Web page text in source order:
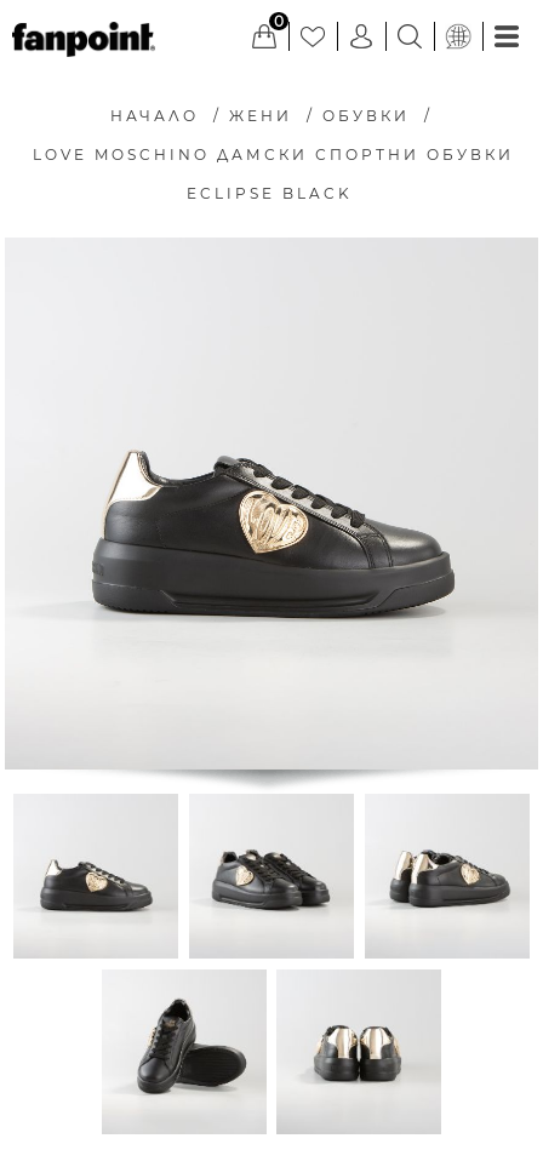
0
НАЧАЛО / ЖЕНИ / ОБУВКИ /
LOVE MOSCHINO ДАМСКИ СПОРТНИ ОБУВКИ
ECLIPSE BLACK